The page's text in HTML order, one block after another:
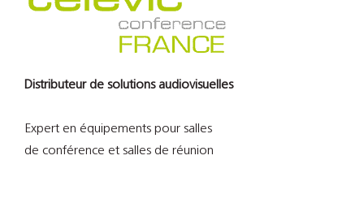
Distributeur de solutions audiovisuelles
Expert en équipements pour salles
de conférence et salles de réunion